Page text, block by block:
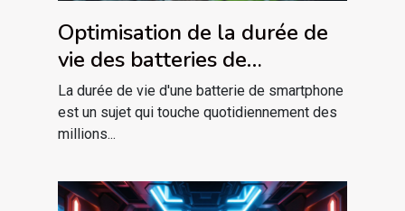
Optimisation de la durée de
vie des batteries de
smartphone conseils
pratiques et mythes
démystifiés
La durée de vie d'une batterie de smartphone
est un sujet qui touche quotidiennement des
millions...